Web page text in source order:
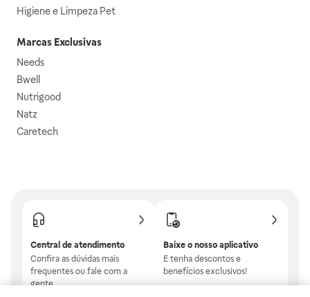
Higiene e Limpeza Pet
Marcas Exclusivas
Needs
Bwell
Nutrigood
Natz
Caretech
Central de atendimento
Confira as dúvidas mais
frequentes ou fale com a
gente.
Baixe o nosso aplicativo
E tenha descontos e
benefícios exclusivos!